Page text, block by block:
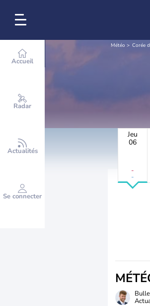
Accueil
Radar
Actualités
Se connecter
Météo Corée
Jeu
06
-
-